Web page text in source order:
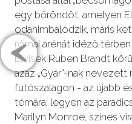
egy bőröndöt, amelyen
odahimbálódzik, máris
római arénát idéző
Elvisek Ruben Brandt
azaz „Gyár”-nak
futószalagon - az újabb
témára: legyen az
Marilyn Monroe, színes